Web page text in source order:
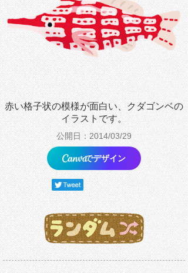
赤い格子状の模様が面白い、クダゴンベの
イラストです。
公開日：2014/03/29
でデザイン